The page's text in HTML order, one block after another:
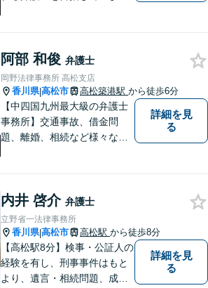
阿部 和俊 弁護士
岡野法律事務所 高松支店
香川県|高松市 高松築港駅 から徒歩6分
【中四国九州最大級の弁護士
事務所】交通事故、借金問
題、離婚、相続など様々な問
い！
詳細を見
る
内井 啓介 弁護士
立野省一法律事務所
香川県|高松市 高松駅 から徒歩8分
【高松駅8分】検事・公証人の
経験を有し、刑事事件はもと
より、遺言・相続問題、成年
詳細を見
る